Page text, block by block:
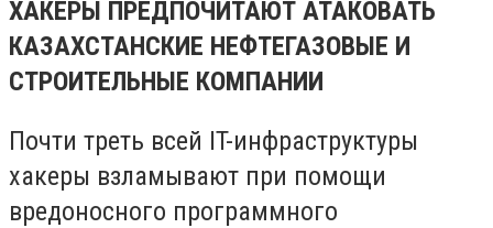
ХАКЕРЫ ПРЕДПОЧИТАЮТ АТАКОВАТЬ
КАЗАХСТАНСКИЕ НЕФТЕГАЗОВЫЕ И
СТРОИТЕЛЬНЫЕ КОМПАНИИ
Почти треть всей IT-инфраструктуры
хакеры взламывают при помощи
вредоносного программного